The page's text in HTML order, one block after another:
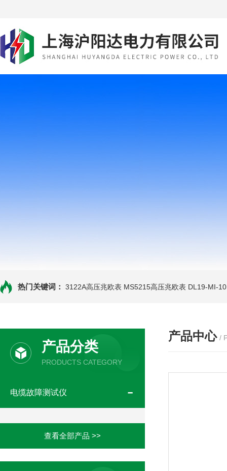
热门关键词： 3122A高压兆欧表 MS5215高压兆欧表 DL19-MI-
产品分类
PRODUCTS CATEGORY
电缆故障测试仪
查看全部产品 >>
产品中心 /